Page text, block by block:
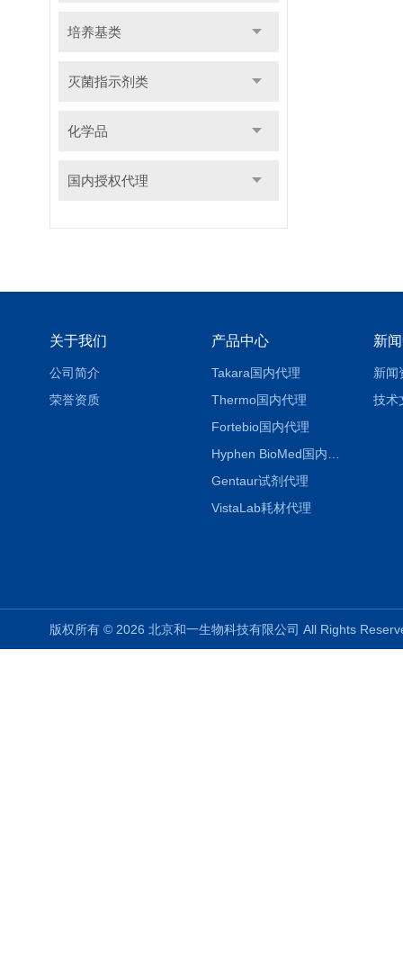
培养基类
灭菌指示剂类
化学品
国内授权代理
关于我们
公司简介
荣誉资质
产品中心
Takara国内代理
Thermo国内代理
Fortebio国内代理
Gentaur试剂代理
VistaLab耗材代理
新
新闻
技术
版权所有 © 2026 北京和一生物科技有限公司 All Rights